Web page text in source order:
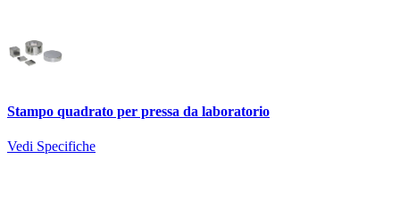
Stampo quadrato per pressa da laboratorio
Vedi Specifiche